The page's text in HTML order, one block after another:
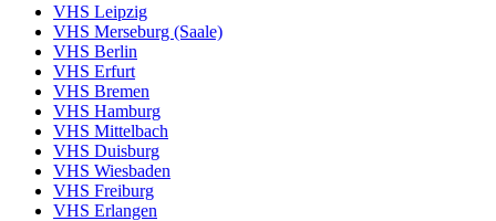
VHS Leipzig
VHS Merseburg (Saale)
VHS Berlin
VHS Erfurt
VHS Bremen
VHS Hamburg
VHS Mittelbach
VHS Duisburg
VHS Wiesbaden
VHS Freiburg
VHS Erlangen